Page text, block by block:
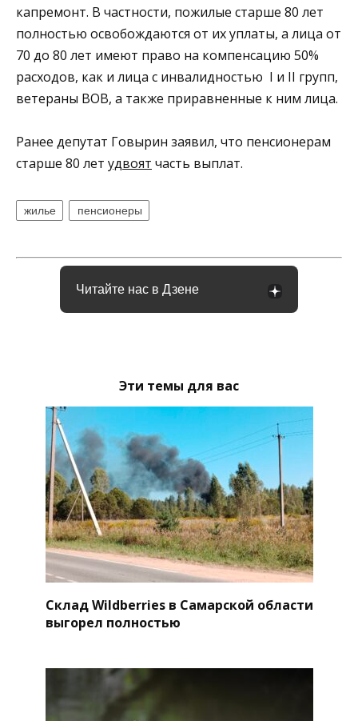
капремонт. В частности, пожилые старше 80 лет
полностью освобождаются от их уплаты, а лица от
70 до 80 лет имеют право на компенсацию 50%
расходов, как и лица с инвалидностью I и II групп,
ветераны ВОВ, а также приравненные к ним лица.
Ранее депутат Говырин заявил, что пенсионерам
старше 80 лет удвоят часть выплат.
жилье пенсионеры
Читайте нас в Дзене
Эти темы для вас
Склад Wildberries в Самарской области
выгорел полностью